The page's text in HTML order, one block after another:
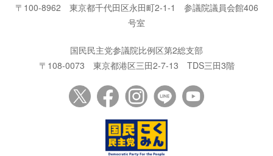
〒100-8962
東京都千代田区永田町2-1-1
参議院議員会館406
号室
国民民主党参議院比例区第2総支部
〒108-0073
東京都港区三田2-7-13 TDS三田3階